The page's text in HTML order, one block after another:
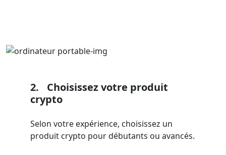
2.
Choisissez votre produit
crypto
Selon votre expérience, choisissez un
produit crypto pour débutants ou avancés.